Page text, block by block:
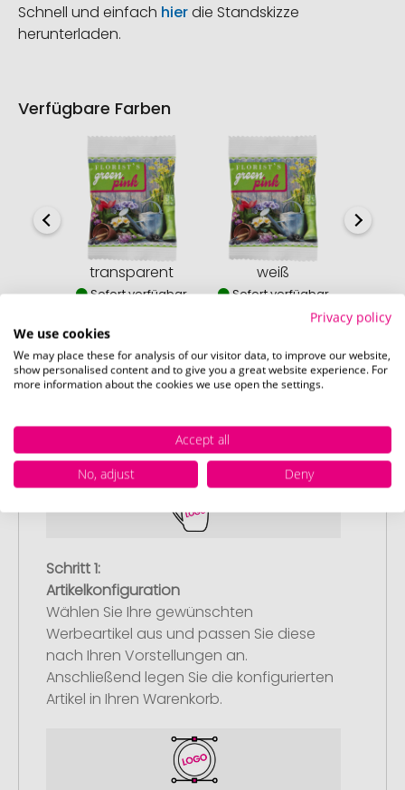
Schnell und einfach hierdie Standskizze
herunterladen.
Verfügbare Farben
transparent
Sofort verfügbar
weiß
Sofort verfügbar
Promostore
Schritt 1:
Artikelkonfiguration
Wählen Sie Ihre gewünschten
Werbeartikel aus und passen Sie diese
nach Ihren Vorstellungen an.
Anschließend legen Sie die konfigurierten
Artikel in Ihren Warenkorb.
Privacy policy
We use cookies
We may place these for analysis of our visitor data, to improve our website,
show personalised content and to give you a great website experience. For
more information about the cookies we use open the settings.
Accept all
No, adjust
Deny